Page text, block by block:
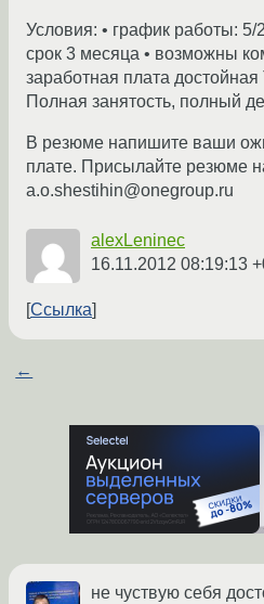
Условия: • график работы: 5/
срок 3 месяца • возможны
заработная плата достойная
Полная занятость, полный
В резюме напишите ваши
плате. Присылайте резюме
a.o.shestihin@onegroup.ru
alexLeninec
16.11.2012 08:19:13
Ссылка
←
не чуствую себя